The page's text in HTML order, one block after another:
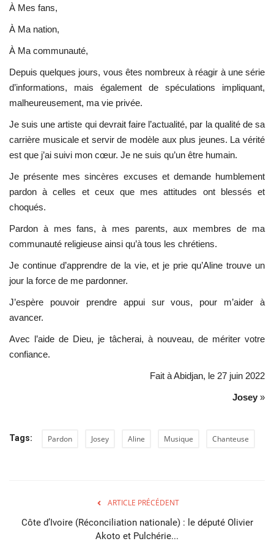
À Mes fans,
À Ma nation,
À Ma communauté,
Depuis quelques jours, vous êtes nombreux à réagir à une série
d’informations, mais également de spéculations impliquant,
malheureusement, ma vie privée.
Je suis une artiste qui devrait faire l’actualité, par la qualité de sa
carrière musicale et servir de modèle aux plus jeunes. La vérité
est que j’ai suivi mon cœur. Je ne suis qu’un être humain.
Je présente mes sincères excuses et demande humblement
pardon à celles et ceux que mes attitudes ont blessés et
choqués.
Pardon à mes fans, à mes parents, aux membres de ma
communauté religieuse ainsi qu’à tous les chrétiens.
Je continue d’apprendre de la vie, et je prie qu’Aline trouve un
jour la force de me pardonner.
J’espère pouvoir prendre appui sur vous, pour m’aider à
avancer.
Avec l’aide de Dieu, je tâcherai, à nouveau, de mériter votre
confiance.
Fait à Abidjan, le 27 juin 2022
Josey »
Tags: Pardon Josey Aline Musique Chanteuse
ARTICLE PRÉCÉDENT
Côte d’Ivoire (Réconciliation nationale) : le député Olivier
Akoto et Pulchérie...